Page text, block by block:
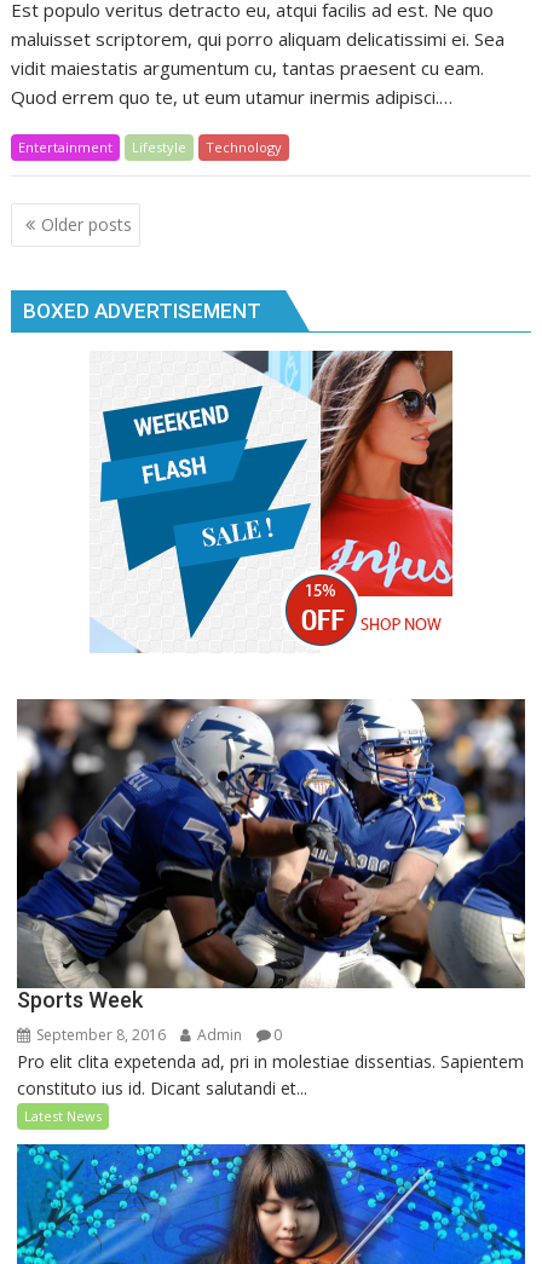
Est populo veritus detracto eu, atqui facilis ad est. Ne quo
maluisset scriptorem, qui porro aliquam delicatissimi ei. Sea
vidit maiestatis argumentum cu, tantas praesent cu eam.
Quod errem quo te, ut eum utamur inermis adipisci.…
Entertainment Lifestyle Technology
Posts
navigation
Older posts
BOXED ADVERTISEMENT
Sports Week
September 8, 2016 Admin 0
Pro elit clita expetenda ad, pri in molestiae dissentias. Sapientem
constituto ius id. Dicant salutandi et...
Latest News